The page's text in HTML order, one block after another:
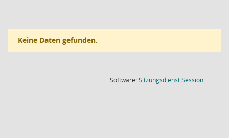
Keine Daten gefunden.
Software:SitzungsdienstSession(Wird in